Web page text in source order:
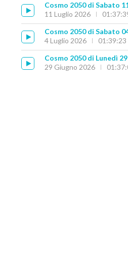
Cosmo 2050 di Sabato
11 Luglio 2026
Cosmo 2050 di Sabato
4 Luglio 2026
01:39:23
Cosmo 2050 di Lunedì
29 Giugno 2026